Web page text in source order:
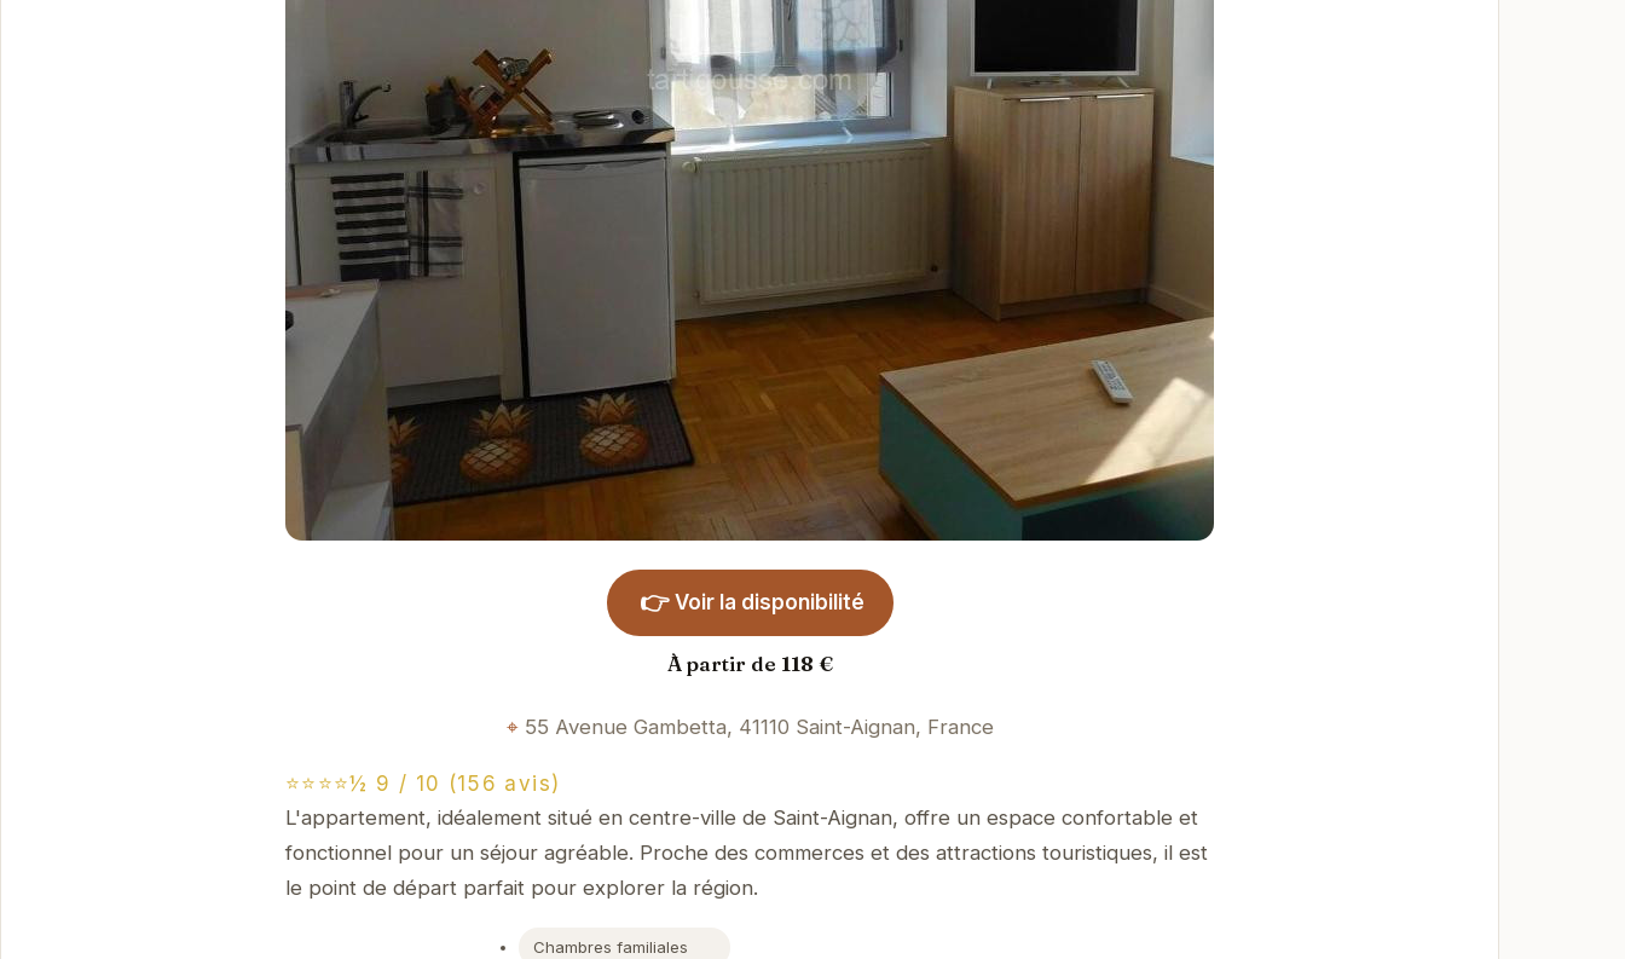
👉 Voir la disponibilité
À partir de 118 €
55 Avenue Gambetta, 41110 Saint-Aignan, France
⭐⭐⭐⭐½ 9 / 10 (156 avis)
L'appartement, idéalement situé en centre-ville de Saint-Aignan, offre un espace confortable et
fonctionnel pour un séjour agréable. Proche des commerces et des attractions touristiques, il est
le point de départ parfait pour explorer la région.
Chambres familiales